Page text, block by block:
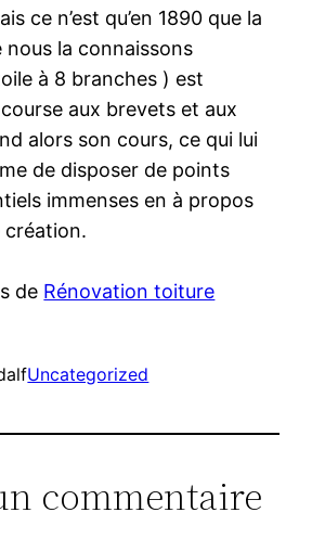
ce n’est qu’en 1890 que la
nous la connaissons
à 8 branches ) est
aux brevets et aux
alors son cours, ce qui lui
de disposer de points
immenses en à propos
création.
de Rénovation toiture
Uncategorized
commentaire